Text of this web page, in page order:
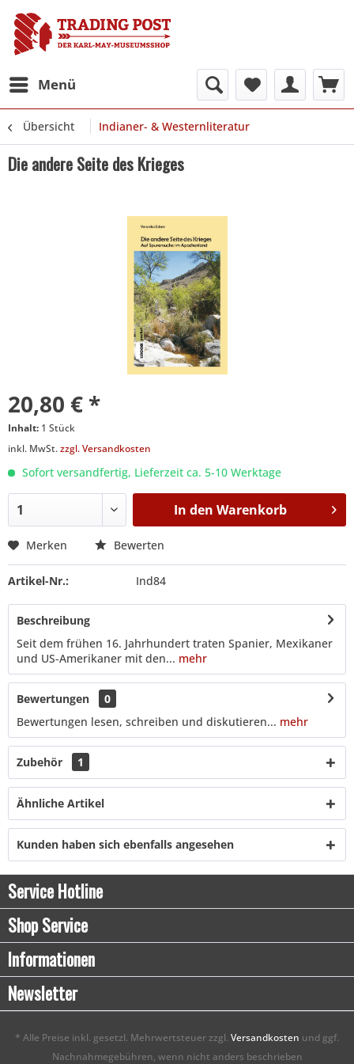
Menü
Übersicht Indianer- & Westernliteratur
Die andere Seite des Krieges
20,80 € *
Inhalt: 1 Stück
inkl. MwSt.zzgl. Versandkosten
Sofort versandfertig, Lieferzeit ca. 5-10 Werktage
In den Warenkorb
Merken Bewerten
Artikel-Nr.: Ind84
Beschreibung
Seit dem frühen 16. Jahrhundert traten Spanier, Mexikaner
und US-Amerikaner mit den... mehr
Bewertungen
0
Bewertungen lesen, schreiben und diskutieren... mehr
Zubehör 1
Ähnliche Artikel
Kunden haben sich ebenfalls angesehen
Service Hotline
Shop Service
Informationen
Newsletter
* Alle Preise inkl. gesetzl. Mehrwertsteuer zzgl. Versandkosten und ggf.
Nachnahmegebühren, wenn nicht anders beschrieben